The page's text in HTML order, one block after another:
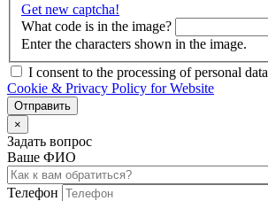
Get new captcha!
What code is in the image?
Enter the characters shown in the image.
I consent to the processing of personal data
Cookie & Privacy Policy for Website
×
Задать вопрос
Ваше ФИО
Телефон